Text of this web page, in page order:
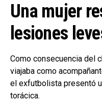
Una mujer
lesiones
Como consecuencia del
viajaba como
el exfutbolista presentó
torácica.